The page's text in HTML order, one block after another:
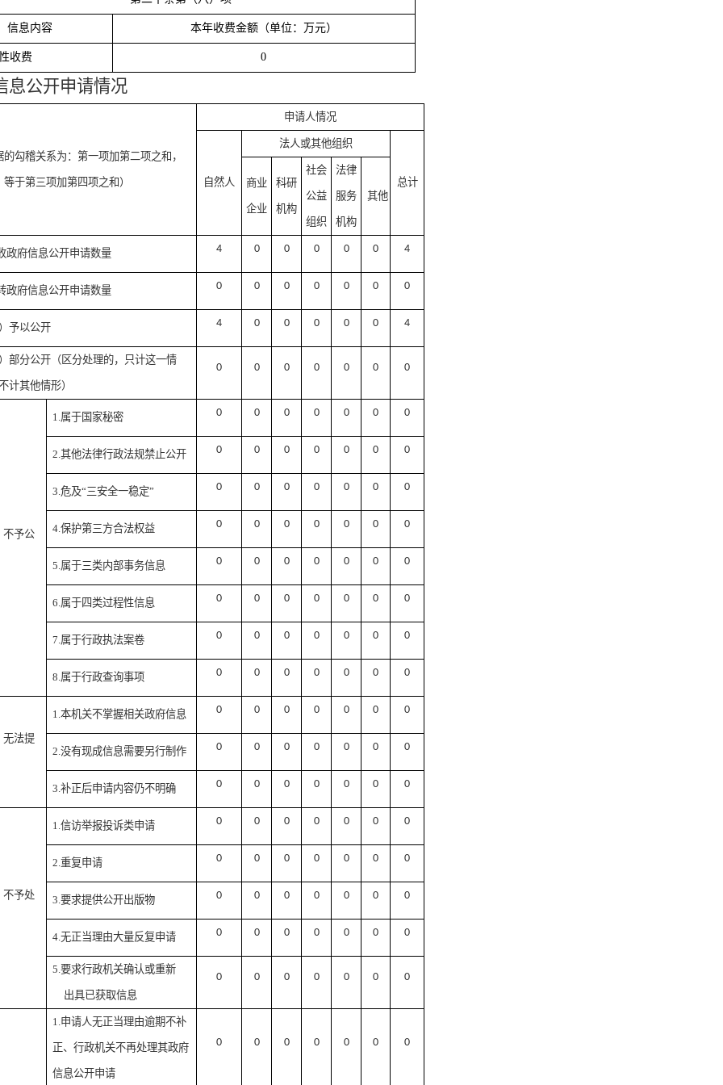
信息内容 本年收费金额（单位：万元）
收费 0
息公开申请情况
的勾稽关系为：第一项加第二项之和，
等于第三项加第四项之和）
申请人情况
自然人
法人或其他组织
总计
商业
企业
科研
机构
社会
公益
组织
法律
服务
机构
其他
政府信息公开申请数量 4 0 0 0 0 0 4
政府信息公开申请数量 0 0 0 0 0 0 0
）予以公开 4 0 0 0 0 0 4
）部分公开（区分处理的，只计这一情
计其他情形）
0 0 0 0 0 0 0
不予公
1.属于国家秘密 0 0 0 0 0 0 0
2.其他法律行政法规禁止公开 0 0 0 0 0 0 0
3.危及“三安全一稳定” 0 0 0 0 0 0 0
4.保护第三方合法权益 0 0 0 0 0 0 0
5.属于三类内部事务信息 0 0 0 0 0 0 0
6.属于四类过程性信息 0 0 0 0 0 0 0
7.属于行政执法案卷 0 0 0 0 0 0 0
8.属于行政查询事项 0 0 0 0 0 0 0
无法提
1.本机关不掌握相关政府信息 0 0 0 0 0 0 0
2.没有现成信息需要另行制作 0 0 0 0 0 0 0
3.补正后申请内容仍不明确 0 0 0 0 0 0 0
不予处
1.信访举报投诉类申请 0 0 0 0 0 0 0
2.重复申请 0 0 0 0 0 0 0
3.要求提供公开出版物 0 0 0 0 0 0 0
4.无正当理由大量反复申请 0 0 0 0 0 0 0
5.要求行政机关确认或重新
出具已获取信息
0 0 0 0 0 0 0
1.申请人无正当理由逾期不补
正、行政机关不再处理其政府
信息公开申请
0 0 0 0 0 0 0